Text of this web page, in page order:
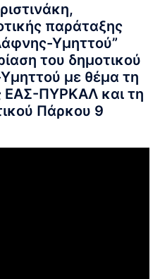
παράταξης
Υμηττού”
του δημοτικού
με θέμα τη
ΕΑΣ-ΠΥΡΚΑΛ και τη
Πάρκου 9